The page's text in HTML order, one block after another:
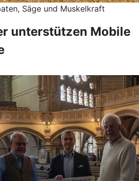
Säge und Muskelkraft
unterstützen Mobile